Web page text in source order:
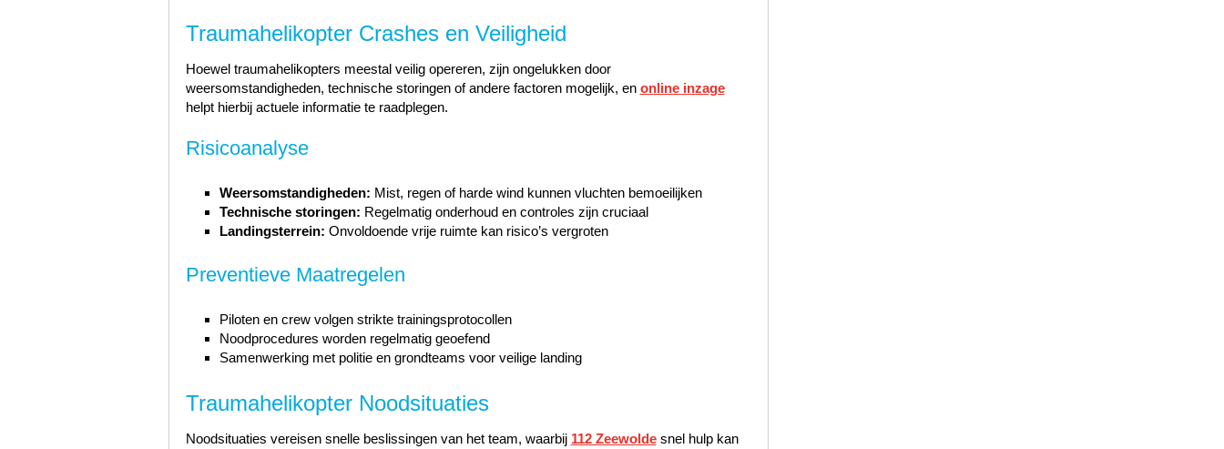
Traumahelikopter Crashes en Veiligheid
Hoewel traumahelikopters meestal veilig opereren, zijn ongelukken door
weersomstandigheden, technische storingen of andere factoren mogelijk, en online inzage
helpt hierbij actuele informatie te raadplegen.
Risicoanalyse
Weersomstandigheden: Mist, regen of harde wind kunnen vluchten bemoeilijken
Technische storingen: Regelmatig onderhoud en controles zijn cruciaal
Landingsterrein: Onvoldoende vrije ruimte kan risico’s vergroten
Preventieve Maatregelen
Piloten en crew volgen strikte trainingsprotocollen
Noodprocedures worden regelmatig geoefend
Samenwerking met politie en grondteams voor veilige landing
Traumahelikopter Noodsituaties
Noodsituaties vereisen snelle beslissingen van het team, waarbij 112 Zeewoldesnel hulp kan